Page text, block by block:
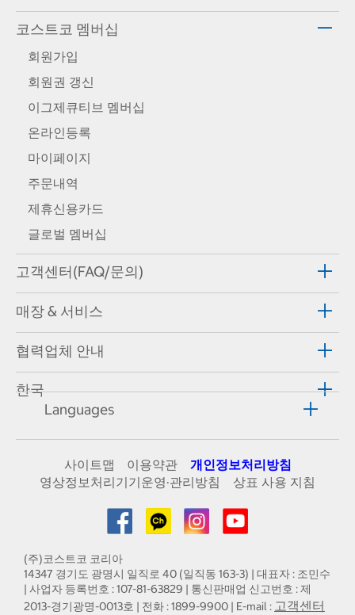
코스트코 멤버십
회원가입
회원권 갱신
이그제큐티브 멤버십
온라인등록
마이페이지
주문내역
제휴신용카드
글로벌 멤버십
고객센터(FAQ/문의)
매장 & 서비스
협력업체 안내
한국
Languages
사이트맵 이용약관
개인정보처리방침
영상정보처리기기운영·관리방침
상표 사용 지침
(주)코스트코 코리아
14347 경기도 광명시 일직로 40 (일직동 163-3) | 대표자 : 조민수
| 사업자 등록번호 : 107-81-63829 | 통신판매업 신고번호 : 제
2013-경기광명-0013호 | 전화 : 1899-9900 | E-mail : 고객센터